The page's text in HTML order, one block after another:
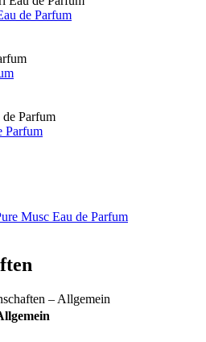
de Parfum
Parfum
Musc Eau de Parfum
– Allgemein